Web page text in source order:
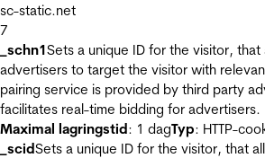
sc-static.net
7
_schn1Sets a unique ID for the visitor,
advertisers to target the visitor with
pairing service is provided by third party
facilitates real-time bidding for advertisers.
Maximal lagringstid: 1 dagTyp: HTTP-
_scidSets a unique ID for the visitor, that